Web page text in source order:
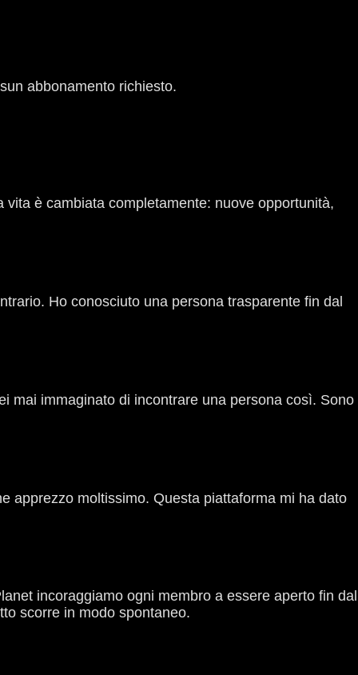
abbonamento richiesto.
è cambiata completamente: nuove opportunità,
Ho conosciuto una persona trasparente fin dal
mai immaginato di incontrare una persona così. Sono
apprezzo moltissimo. Questa piattaforma mi ha dato
incoraggiamo ogni membro a essere aperto fin dal
scorre in modo spontaneo.